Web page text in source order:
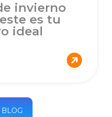
invierno
es tu
ideal